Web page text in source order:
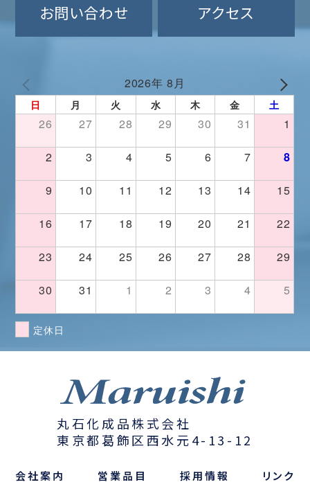
お問い合わせ アクセス
2026年 8月
日 月 火 水 木 金 土
26 27 28 29 30 31 1
2 3 4 5 6 7 8
9 10 11 12 13 14 15
16 17 18 19 20 21 22
23 24 25 26 27 28 29
30 31 1 2 3 4 5
定休日
丸石化成品株式会社
東京都葛飾区西水元4-13-12
会社案内 営業品目 採用情報 リンク